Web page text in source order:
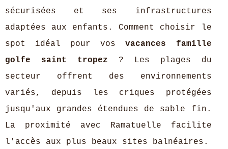
sécurisées et ses infrastructures
adaptées aux enfants. Comment choisir le
spot idéal pour vosvacances famille
golfe saint tropez ? Les plages du
secteur offrent des environnements
variés, depuis les criques protégées
jusqu'aux grandes étendues de sable fin.
La proximité avec Ramatuelle facilite
l'accès aux plus beaux sites balnéaires.